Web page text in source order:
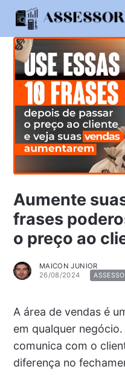
Aumente
frases
o preço ao
MAICON JUNIOR
26/08/2024
A área de vendas é
em qualquer
comunica com o
diferença no